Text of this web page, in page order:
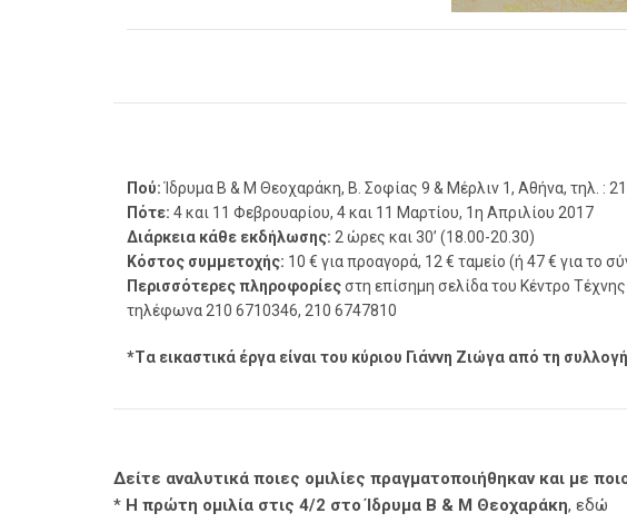
Πού:Ίδρυμα Β & Μ Θεοχαράκη, Β. Σοφίας 9 & Μέρλιν 1, Αθήνα, τηλ. :
Πότε: 4 και 11 Φεβρουαρίου, 4 και 11 Μαρτίου, 1η Απριλίου 2017
Διάρκεια κάθε εκδήλωσης: 2 ώρες και 30’ (18.00-20.30)
Κόστος συμμετοχής: 10 € για προαγορά, 12 € ταμείο (ή 47 € για το
Περισσότερες πληροφορίεςστη επίσημη σελίδα του Κέντρο
τηλέφωνα 210 6710346, 210 6747810
*Tα εικαστικά έργα είναι του κύριου Γιάννη Ζιώγα από τη
Δείτε αναλυτικά ποιες ομιλίες πραγματοποιήθηκαν και με
* Η πρώτη ομιλία στις 4/2 στο Ίδρυμα Β & Μ Θεοχαράκη, εδώ